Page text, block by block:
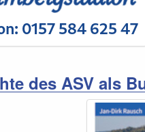
des ASV als